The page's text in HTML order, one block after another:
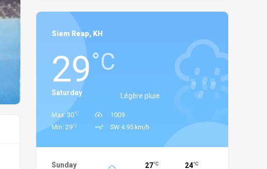
Siem Reap, KH
29°C
Légère pluie
Saturday
Max: 30°C
Min: 29°C
1009
SW 4.95 km/h
Sunday 27°C 24°C